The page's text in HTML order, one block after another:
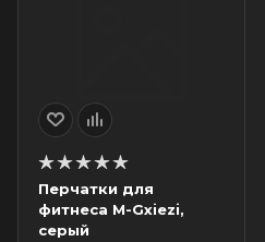
Перчатки для
фитнеса M-Gxiezi,
серый